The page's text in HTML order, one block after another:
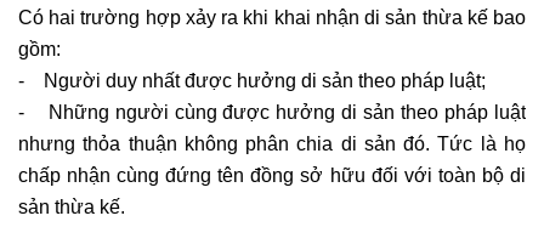
Có hai trường hợp xảy ra khi khai nhận di sản thừa kế bao
gồm:
- Người duy nhất được hưởng di sản theo pháp luật;
- Những người cùng được hưởng di sản theo pháp luật
nhưng thỏa thuận không phân chia di sản đó. Tức là họ
chấp nhận cùng đứng tên đồng sở hữu đối với toàn bộ di
sản thừa kế.